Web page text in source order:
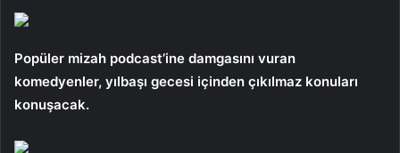
Popüler mizah podcast’ine damgasını vuran
komedyenler, yılbaşı gecesi içinden çıkılmaz konuları
konuşacak.